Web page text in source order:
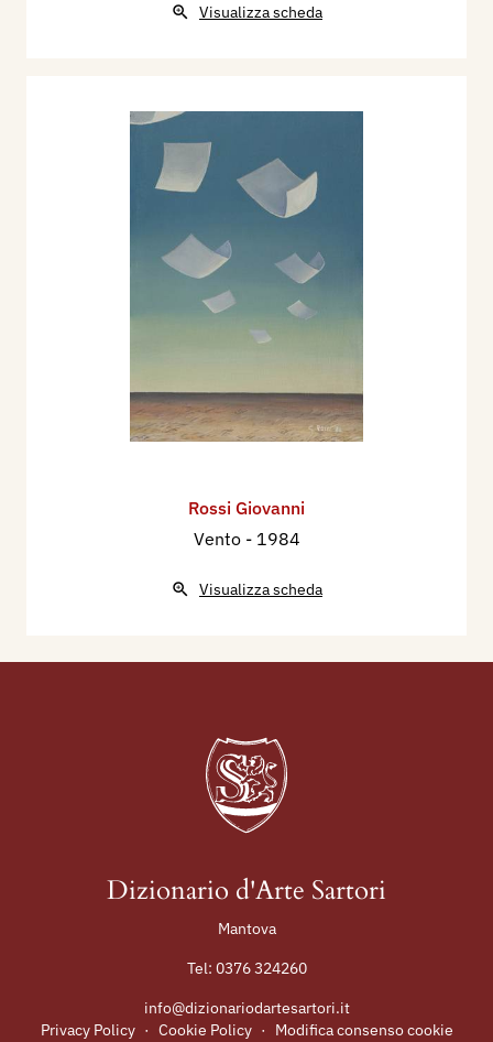
Visualizza scheda
Rossi Giovanni
Vento - 1984
Visualizza scheda
Dizionario d'Arte Sartori
Mantova
Tel: 0376 324260
info@dizionariodartesartori.it
Privacy Policy · Cookie Policy · Modifica consenso cookie